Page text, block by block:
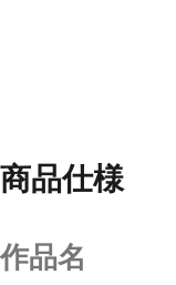
商品仕様
作品名